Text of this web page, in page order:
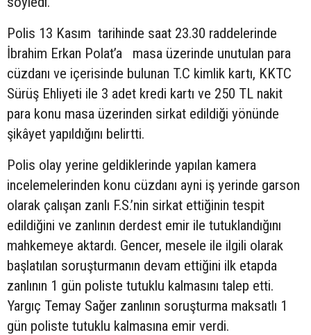
Polis 13 Kasım tarihinde saat 23.30 raddelerinde
İbrahim Erkan Polat’a masa üzerinde unutulan para
cüzdanı ve içerisinde bulunan T.C kimlik kartı, KKTC
Sürüş Ehliyeti ile 3 adet kredi kartı ve 250 TL nakit
para konu masa üzerinden sirkat edildiği yönünde
şikâyet yapıldığını belirtti.
Polis olay yerine geldiklerinde yapılan kamera
incelemelerinden konu cüzdanı ayni iş yerinde garson
olarak çalışan zanlı F.S.’nin sirkat ettiğinin tespit
edildiğini ve zanlının derdest emir ile tutuklandığını
mahkemeye aktardı. Gencer, mesele ile ilgili olarak
başlatılan soruşturmanın devam ettiğini ilk etapda
zanlının 1 gün poliste tutuklu kalmasını talep etti.
Yargıç Temay Sağer zanlının soruşturma maksatlı 1
gün poliste tutuklu kalmasına emir verdi.